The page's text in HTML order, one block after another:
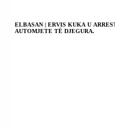
ELBASAN | ERVIS KUKA U
AUTOMJETE TË DJEGURA.